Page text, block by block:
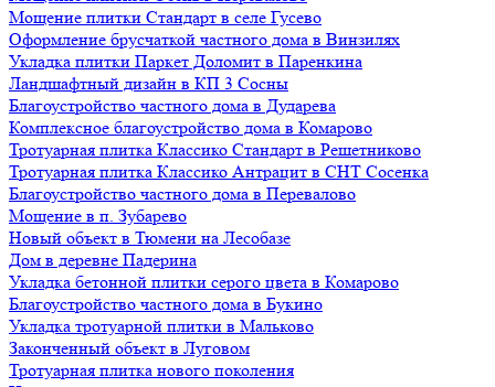
Мощение плитки Стандарт в селе Гусево
Оформление брусчаткой частного дома в Винзилях
Укладка плитки Паркет Доломит в Паренкина
Ландшафтный дизайн в КП 3 Сосны
Благоустройство частного дома в Дударева
Комплексное благоустройство дома в Комарово
Тротуарная плитка Классико Стандарт в Решетниково
Тротуарная плитка Классико Антрацит в СНТ Сосенка
Благоустройство частного дома в Перевалово
Мощение в п. Зубарево
Новый объект в Тюмени на Лесобазе
Дом в деревне Падерина
Укладка бетонной плитки серого цвета в Комарово
Благоустройство частного дома в Букино
Укладка тротуарной плитки в Мальково
Законченный объект в Луговом
Тротуарная плитка нового поколения